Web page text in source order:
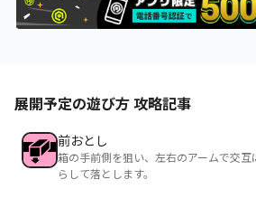
展開予定の遊び方 攻略記事
前おとし
箱の手前側を狙い、左右のアームで交
らして落とします。